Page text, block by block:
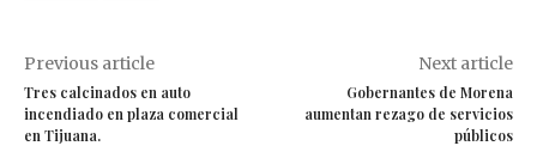
Previous article
Tres calcinados en auto
incendiado en plaza comercial
en Tijuana.
Next article
Gobernantes de Morena
aumentan rezago de servicios
públicos